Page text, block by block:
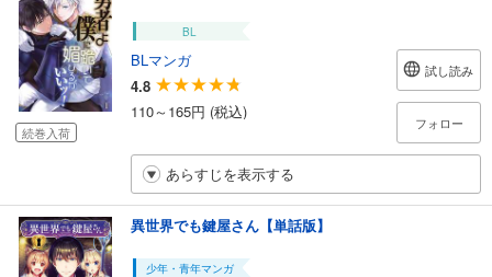
続巻入荷
BL
BLマンガ
4.8
110～165円 (税込)
試し読み
フォロー
あらすじを表示する
異世界でも鍵屋さん【単話版】
少年・青年マンガ